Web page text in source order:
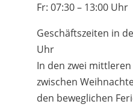
Fr: 07:30 – 13:00 Uhr
Geschäftszeiten in
Uhr
In den zwei
zwischen
den beweglichen